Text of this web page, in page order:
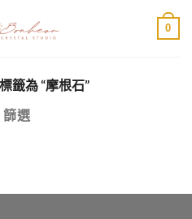
0
籤為 “摩根石”
篩選